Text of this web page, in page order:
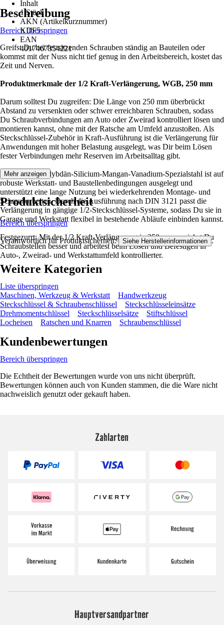
Inhalt
1 Stück
AKN (Artikelkurznummer)
KDF5
EAN
4017467354221
Beschreibung
Bereich überspringen
Greifst Du bei festsitzenden Schrauben ständig an Bauteilen oder
kommst mit der Nuss nicht tief genug in den Arbeitsbereich, kostet das
Zeit und Nerven.
Produktmerkmale der 1/2 Kraft-Verlängerung, WGB, 250 mm
Darum solltest Du zugreifen: Die Länge von 250 mm überbrückt
Abstand zu versenkten oder schwer erreichbaren Schrauben, sodass
Du Schraubverbindungen am Auto oder Zweirad kontrolliert lösen und
montieren kannst, ohne mit der Ratsche am Umfeld anzustoßen. Als
Steckschlüssel-Zubehör in Kraft-Ausführung ist die Verlängerung für
Anwendungen mit hoher Belastung ausgelegt, was Dir beim Lösen
fester Verbindungen mehr Reserven im Arbeitsalltag gibt.
Der Chrom-Molybdän-Silicium-Mangan-Vanadium-Spezialstahl ist auf
robuste Werkstatt- und Baustellenbedingungen ausgelegt und
unterstützt eine lange Nutzung bei wiederkehrenden Montage- und
Schraubarbeiten. Durch die Ausführung nach DIN 3121 passt die
Verlängerung in gängige 1/2-Steckschlüssel-Systeme, sodass Du sie in
Garage und Werkstatt flexibel in bestehende Abläufe einbinden kannst.
Festgezurrt: Mit der 1/2 Kraft-Verlängerung in 250 mm erreichst Du
Schraubstellen besser und arbeitest beim Lösen und Befestigen in
Auto-, Zweirad- und Werkstattumfeld kontrollierter.
Mehr anzeigen
Produktsicherheit
Bereich überspringen
Verantwortlich für Produktsicherheit: Siehe Herstellerinformationen .
Weitere Kategorien
Liste überspringen
Maschinen, Werkzeug & Werkstatt
Handwerkzeug
Steckschlüssel & Schraubenschlüssel
Steckschlüsseleinsätze
Drehmomentschlüssel
Steckschlüsselsätze
Stiftschlüssel
Locheisen
Ratschen und Knarren Schraubenschlüssel
Kundenbewertungen
Bereich überspringen
Die Echtheit der Bewertungen wurde von uns nicht überprüft.
Bewertungen können auch von Kunden stammen, die die Ware nicht
nachweislich genutzt oder gekauft haben.
Zahlarten
Hauptversandpartner